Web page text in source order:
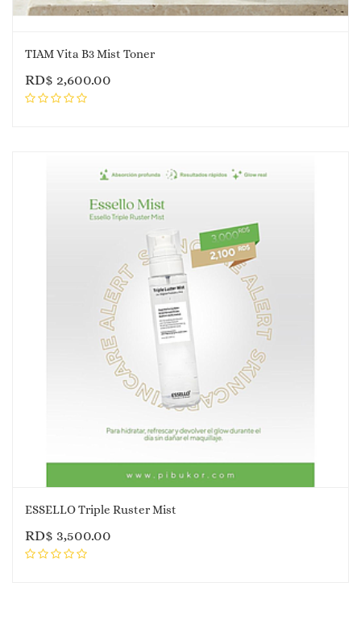
TIAM Vita B3 Mist Toner
RD$ 2,600.00
ESSELLO Triple Ruster Mist
RD$ 3,500.00